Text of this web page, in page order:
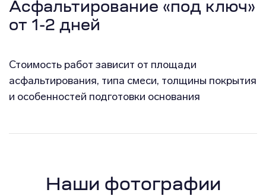
Асфальтирование «под ключ»
от 1-2 дней
Стоимость работ зависит от площади
асфальтирования, типа смеси, толщины покрытия
и особенностей подготовки основания
Наши фотографии